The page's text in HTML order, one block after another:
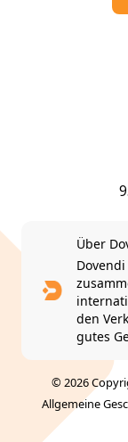
Über
den
gutes
© 2026
Allgemeine